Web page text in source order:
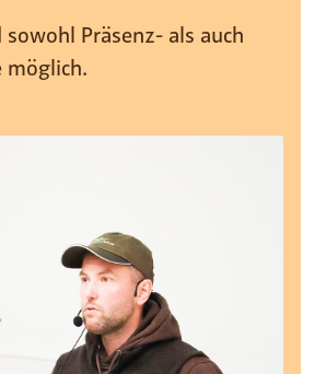
Präsenz- als auch
möglich.